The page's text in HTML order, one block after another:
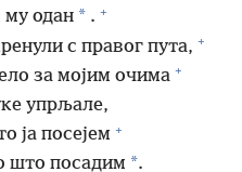
му одан * . +
с правог пута, +
за мојим очима +
упрљале,
ја посејем +
што посадим *.